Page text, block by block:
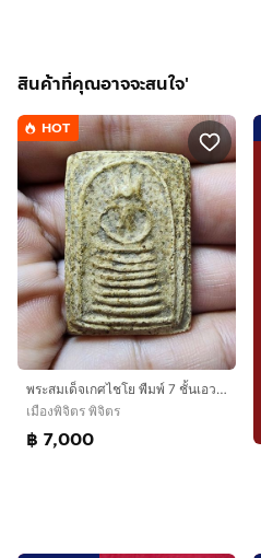
สินค้าที่คุณอาจจะสนใจ'
HOT
พระสมเด็จเกศไชโย พืมพ์ 7 ชั้นเอวกว้าง
เมืองพิจิตร พิจิตร
฿ 7,000